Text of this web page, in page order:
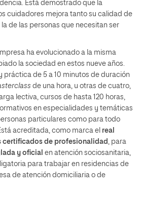
Está demostrado que la
cuidadores mejora tanto su calidad de
de las personas que necesitan ser
ha evolucionado a la misma
la sociedad en estos nueve años.
práctica de 5 a 10 minutos de duración
de una hora, u otras de cuatro,
lectiva, cursos de hasta 120 horas,
en especialidades y temáticas
particulares como para todo
acreditada, como marca el real
certificados de profesionalidad
, para
y oficial en atención sociosanitaria,
para trabajar en residencias de
de atención domiciliaria o de